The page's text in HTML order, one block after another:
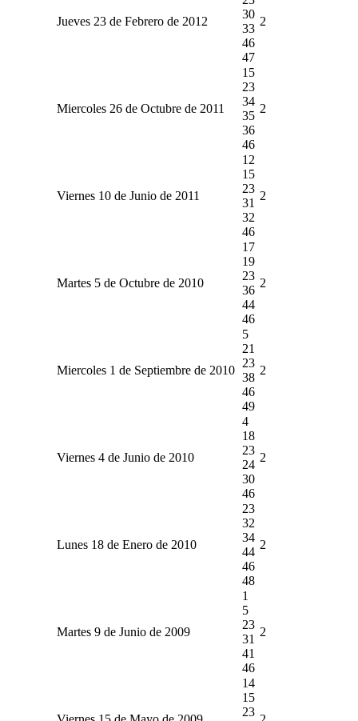
Jueves 23 de Febrero de 2012
30
33
46
47
2
Miercoles 26 de Octubre de 2011
15
23
34
35
36
46
2
Viernes 10 de Junio de 2011
12
15
23
31
32
46
2
Martes 5 de Octubre de 2010
17
19
23
36
44
46
2
Miercoles 1 de Septiembre de 2010
5
21
23
38
46
49
2
Viernes 4 de Junio de 2010
4
18
23
24
30
46
2
Lunes 18 de Enero de 2010
23
32
34
44
46
48
2
Martes 9 de Junio de 2009
1
5
23
31
41
46
2
14
15
23